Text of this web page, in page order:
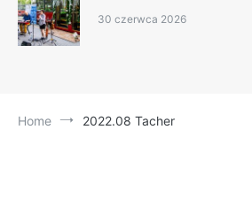
30 czerwca 2026
Home 2022.08 Tacher